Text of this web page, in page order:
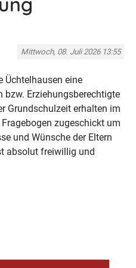
Mittwoch, 08. Juli 2026 13:55
Üchtelhausen eine
bzw. Erziehungsberechtigte
Grundschulzeit erhalten im
zugeschickt um
und Wünsche der Eltern
absolut freiwillig und